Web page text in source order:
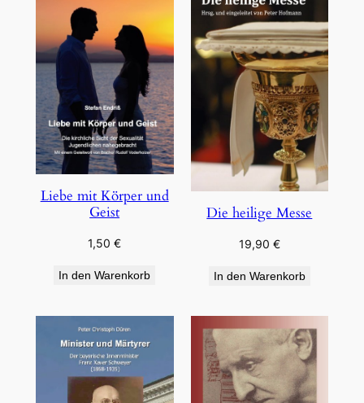
Liebe mit Körper und
Geist
1,50€
In den Warenkorb
Die heilige Messe
19,90 €
In den Warenkorb